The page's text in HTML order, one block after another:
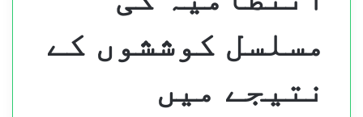
مسلسل کوششوں کے
نتیجے میں